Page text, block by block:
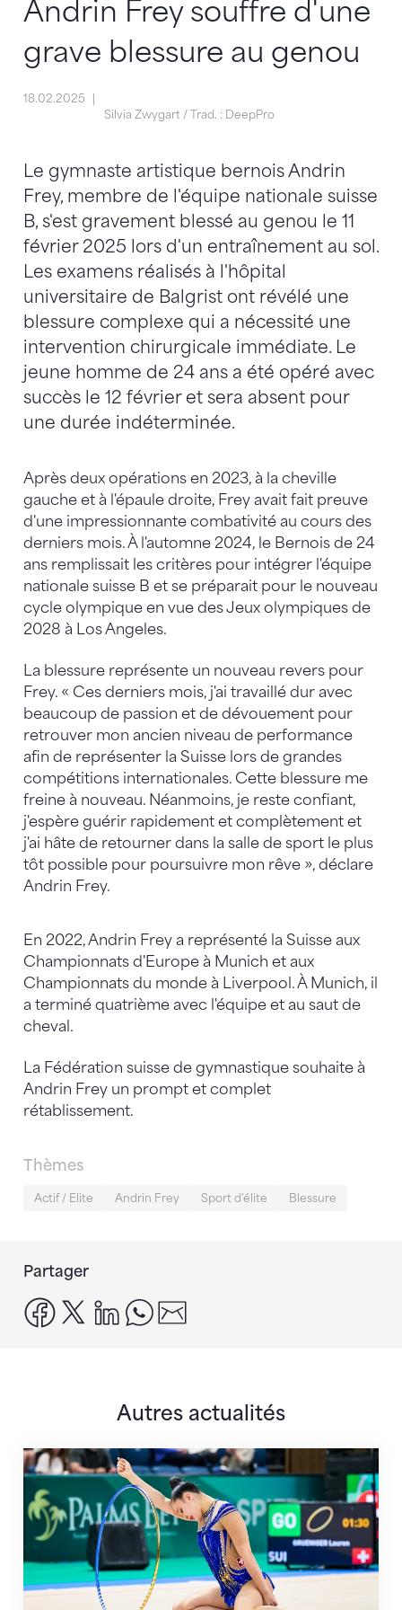
Andrin Frey souffre d'une
grave blessure au genou
18.02.2025
Silvia Zwygart / Trad. : DeepPro
Le gymnaste artistique bernois Andrin
Frey, membre de l'équipe nationale suisse
B, s'est gravement blessé au genou le 11
février 2025 lors d'un entraînement au sol.
Les examens réalisés à l'hôpital
universitaire de Balgrist ont révélé une
blessure complexe qui a nécessité une
intervention chirurgicale immédiate. Le
jeune homme de 24 ans a été opéré avec
succès le 12 février et sera absent pour
une durée indéterminée.
Après deux opérations en 2023, à la cheville
gauche et à l'épaule droite, Frey avait fait preuve
d'une impressionnante combativité au cours des
derniers mois. À l'automne 2024, le Bernois de 24
ans remplissait les critères pour intégrer l'équipe
nationale suisse B et se préparait pour le nouveau
cycle olympique en vue des Jeux olympiques de
2028 à Los Angeles.
La blessure représente un nouveau revers pour
Frey. « Ces derniers mois, j'ai travaillé dur avec
beaucoup de passion et de dévouement pour
retrouver mon ancien niveau de performance
afin de représenter la Suisse lors de grandes
compétitions internationales. Cette blessure me
freine à nouveau. Néanmoins, je reste confiant,
j'espère guérir rapidement et complètement et
j'ai hâte de retourner dans la salle de sport le plus
tôt possible pour poursuivre mon rêve », déclare
Andrin Frey.
En 2022, Andrin Frey a représenté la Suisse aux
Championnats d'Europe à Munich et aux
Championnats du monde à Liverpool. À Munich, il
a terminé quatrième avec l'équipe et au saut de
cheval.
La Fédération suisse de gymnastique souhaite à
Andrin Frey un prompt et complet
rétablissement.
Thèmes
Actif / Elite Andrin Frey Sport d'élite Blessure
Partager
facebook
x linkedinwhatsapp
Autres actualités
Prochaine étape : les Championnats du monde